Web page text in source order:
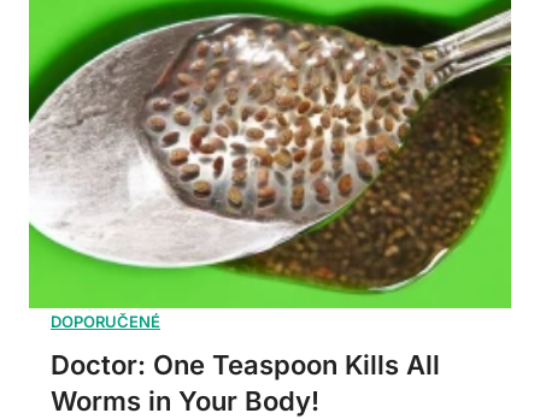
Doctor: One Teaspoon Kills All
Worms in Your Body!